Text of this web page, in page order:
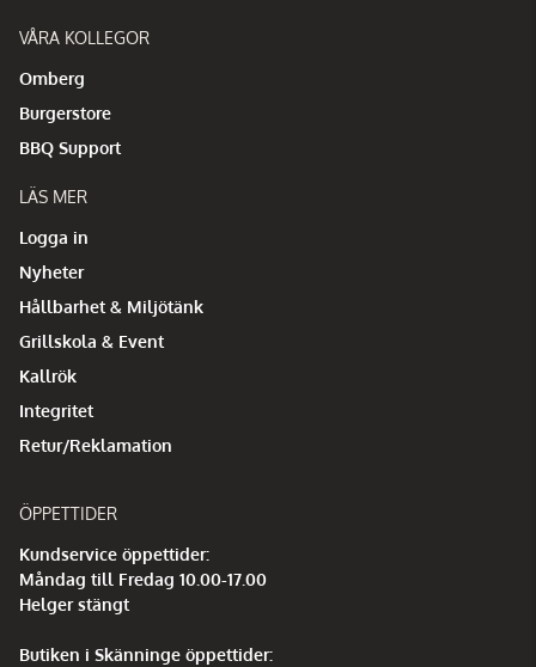
VÅRA KOLLEGOR
Omberg
Burgerstore
BBQ Support
LÄS MER
Logga in
Nyheter
Hållbarhet & Miljötänk
Grillskola & Event
Kallrök
Integritet
Retur/Reklamation
ÖPPETTIDER
Kundservice öppettider:
Måndag till Fredag 10.00-17.00
Helger stängt
Butiken i Skänninge öppettider: